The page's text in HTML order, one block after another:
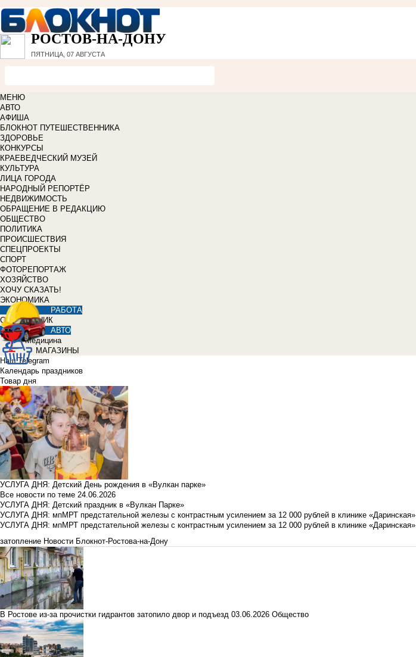
РОСТОВ-НА-ДОНУ
ПЯТНИЦА, 07 АВГУСТА
МЕНЮ
АВТО
АФИША
БЛОКНОТ ПУТЕШЕСТВЕННИКА
ЗДОРОВЬЕ
КОНКУРСЫ
КРАЕВЕДЧЕСКИЙ МУЗЕЙ
КУЛЬТУРА
ЛИЦА ГОРОДА
НАРОДНЫЙ РЕПОРТЁР
НЕДВИЖИМОСТЬ
ОБРАЩЕНИЕ В РЕДАКЦИЮ
ОБЩЕСТВО
ПОЛИТИКА
ПРОИСШЕСТВИЯ
СПЕЦПРОЕКТЫ
СПОРТ
ФОТОРЕПОРТАЖ
ХОЗЯЙСТВО
ХОЧУ СКАЗАТЬ!
ЭКОНОМИКА
РАБОТА
СПРАВОЧНИК
АВТО
Медицина
МАГАЗИНЫ
Наш Telegram
Календарь праздников
Товар дня
УСЛУГА ДНЯ: Детский День рождения в «Вулкан парке»
Все новости по теме 24.06.2026
УСЛУГА ДНЯ: Детский праздник в «Вулкан Парке»
УСЛУГА ДНЯ: мпМРТ предстательной железы с контрастным усилением за 12 000 рублей в клинике «Даринская»
УСЛУГА ДНЯ: мпМРТ предстательной железы с контрастным усилением за 12 000 рублей в клинике «Даринская»
затопление Новости Блокнот-Ростова-на-Дону
В Ростове из-за прочистки гидрантов затопило двор и подъезд 03.06.2026 Общество